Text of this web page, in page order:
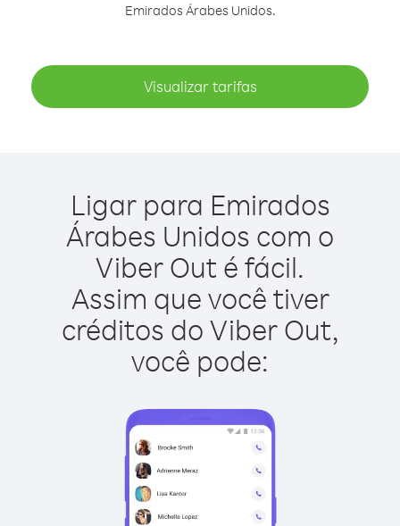
Emirados Árabes Unidos.
Visualizar tarifas
Ligar para Emirados
Árabes Unidos com o
Viber Out é fácil.
Assim que você tiver
créditos do Viber Out,
você pode: